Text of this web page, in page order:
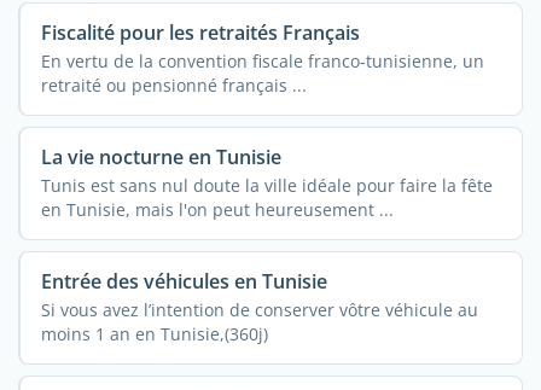
Fiscalité pour les retraités Français
En vertu de la convention fiscale franco-tunisienne, un
retraité ou pensionné français ...
La vie nocturne en Tunisie
Tunis est sans nul doute la ville idéale pour faire la fête
en Tunisie, mais l'on peut heureusement ...
Entrée des véhicules en Tunisie
Si vous avez l’intention de conserver vôtre véhicule au
moins 1 an en Tunisie,(360j)